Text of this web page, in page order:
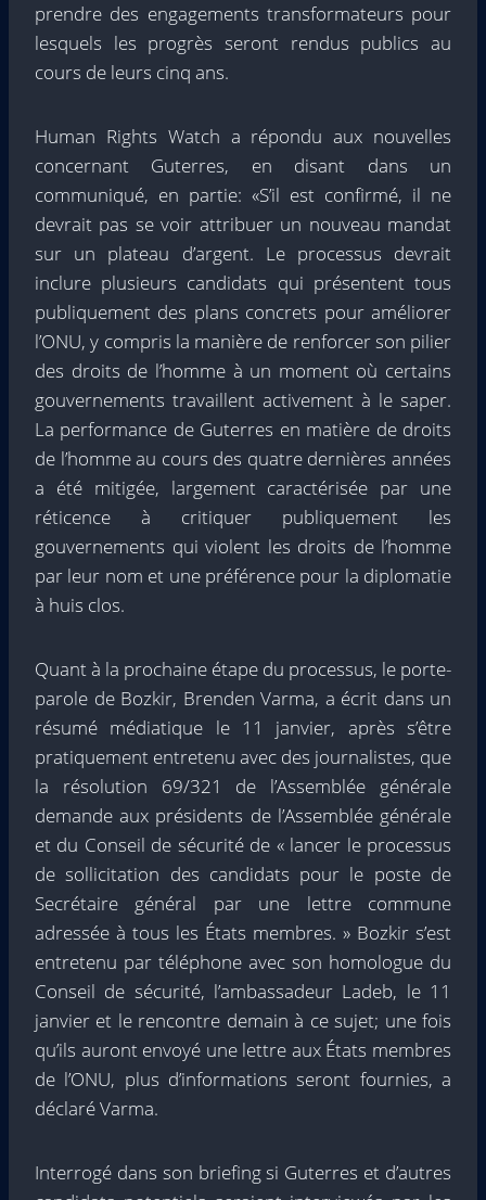
prendre des engagements transformateurs pour
lesquels les progrès seront rendus publics au
cours de leurs cinq ans.
Human Rights Watch a répondu aux nouvelles
concernant Guterres, en disant dans un
communiqué, en partie: «S’il est confirmé, il ne
devrait pas se voir attribuer un nouveau mandat
sur un plateau d’argent. Le processus devrait
inclure plusieurs candidats qui présentent tous
publiquement des plans concrets pour améliorer
l’ONU, y compris la manière de renforcer son pilier
des droits de l’homme à un moment où certains
gouvernements travaillent activement à le saper.
La performance de Guterres en matière de droits
de l’homme au cours des quatre dernières années
a été mitigée, largement caractérisée par une
réticence à critiquer publiquement les
gouvernements qui violent les droits de l’homme
par leur nom et une préférence pour la diplomatie
à huis clos.
Quant à la prochaine étape du processus, le porte-
parole de Bozkir, Brenden Varma, a écrit dans un
résumé médiatique le 11 janvier, après s’être
pratiquement entretenu avec des journalistes, que
la résolution 69/321 de l’Assemblée générale
demande aux présidents de l’Assemblée générale
et du Conseil de sécurité de « lancer le processus
de sollicitation des candidats pour le poste de
Secrétaire général par une lettre commune
adressée à tous les États membres. » Bozkir s’est
entretenu par téléphone avec son homologue du
Conseil de sécurité, l’ambassadeur Ladeb, le 11
janvier et le rencontre demain à ce sujet; une fois
qu’ils auront envoyé une lettre aux États membres
de l’ONU, plus d’informations seront fournies, a
déclaré Varma.
Interrogé dans son briefing si Guterres et d’autres